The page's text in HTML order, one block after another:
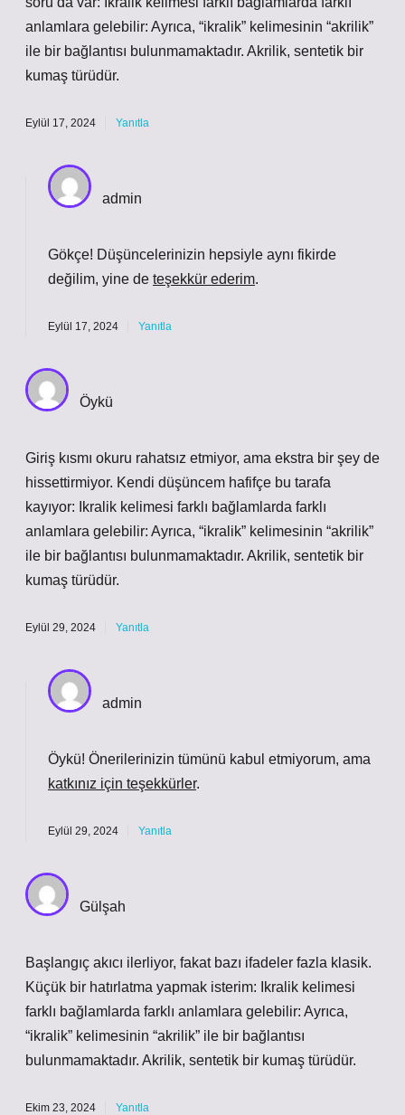
anlamlara gelebilir: Ayrıca, “ikralik” kelimesinin “akrilik”
ile bir bağlantısı bulunmamaktadır. Akrilik, sentetik bir
kumaş türüdür.
Eylül 17, 2024 Yanıtla
admin
Gökçe! Düşüncelerinizin hepsiyle aynı fikirde
değilim, yine de teşekkür ederim.
Eylül 17, 2024 Yanıtla
Öykü
Giriş kısmı okuru rahatsız etmiyor, ama ekstra bir şey de
hissettirmiyor. Kendi düşüncem hafifçe bu tarafa
kayıyor: Ikralik kelimesi farklı bağlamlarda farklı
anlamlara gelebilir: Ayrıca, “ikralik” kelimesinin “akrilik”
ile bir bağlantısı bulunmamaktadır. Akrilik, sentetik bir
kumaş türüdür.
Eylül 29, 2024 Yanıtla
admin
Öykü! Önerilerinizin tümünü kabul etmiyorum, ama
katkınız için teşekkürler.
Eylül 29, 2024 Yanıtla
Gülşah
Başlangıç akıcı ilerliyor, fakat bazı ifadeler fazla klasik.
Küçük bir hatırlatma yapmak isterim: Ikralik kelimesi
farklı bağlamlarda farklı anlamlara gelebilir: Ayrıca,
“ikralik” kelimesinin “akrilik” ile bir bağlantısı
bulunmamaktadır. Akrilik, sentetik bir kumaş türüdür.
Ekim 23, 2024 Yanıtla